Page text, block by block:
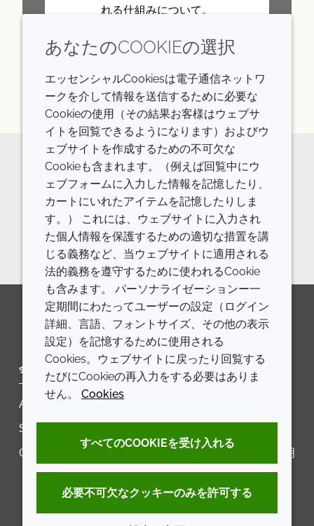
れる仕組みについて。
詳しく見る
原料の詳細やご相談などはお気軽に
お問い合わせください。
お問い合わせフォーム
LinkedInYoutubeLine
会社
Annual Report
Sustainability Report
Croda.com
LEGAL
アクセシビリティに関する声明
あなたのCOOKIEの選択
エッセンシャルCookiesは電子通信ネットワ
ークを介して情報を送信するために必要な
Cookieの使用（その結果お客様はウェブサ
イトを回覧できるようになります）およびウ
ェブサイトを作成するための不可欠な
Cookieも含まれます。（例えば回覧中にウ
ェブフォームに入力した情報を記憶したり、
カートにいれたアイテムを記憶したりしま
す。） これには、ウェブサイトに入力され
た個人情報を保護するための適切な措置を講
じる義務など、当ウェブサイトに適用される
法的義務を遵守するために使われるCookie
も含みます。 パーソナライゼーションー一
定期間にわたってユーザーの設定（ログイン
詳細、言語、フォントサイズ、その他の表示
設定）を記憶するために使用される
Cookies。ウェブサイトに戻ったり回覧する
たびにCookieの再入力をする必要はありま
せん。 Cookies
すべてのCOOKIEを受け入れる
必要不可欠なクッキーのみを許可する